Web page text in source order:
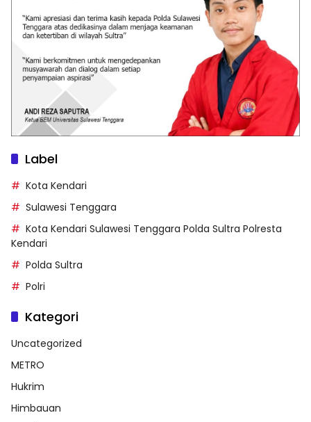
Label
Kota Kendari
Sulawesi Tenggara
Kota Kendari Sulawesi Tenggara Polda Sultra Polresta
Kendari
Polda Sultra
Polri
Kategori
Uncategorized
METRO
Hukrim
Himbauan